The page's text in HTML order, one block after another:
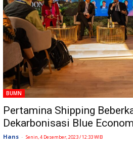
BUMN
Pertamina Shipping
Dekarbonisasi Blue
Hans - Senin, 4 Desember, 2023 / 12:33 WIB